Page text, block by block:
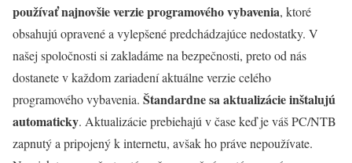
používať najnovšie verzie programového vybavenia, ktoré
obsahujú opravené a vylepšené predchádzajúce nedostatky. V
našej spoločnosti si zakladáme na bezpečnosti, preto od nás
dostanete v každom zariadení aktuálne verzie celého
programového vybavenia. Štandardne sa aktualizácie inštalujú
automaticky. Aktualizácie prebiehajú v čase keď je váš PC/NTB
zapnutý a pripojený k internetu, avšak ho práve nepoužívate.